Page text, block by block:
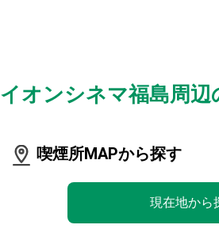
イオンシネマ福島周
喫煙所MAPから探す
現在地から